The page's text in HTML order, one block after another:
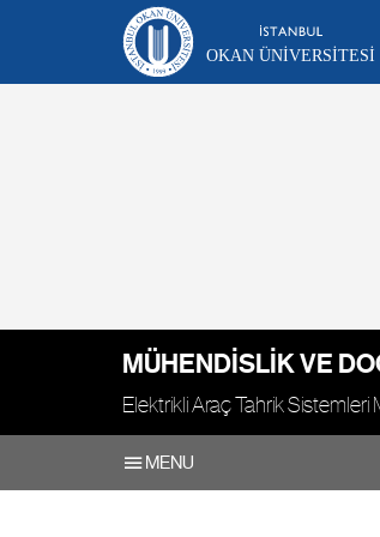
OKAN ÜNIVERSITESI
MÜHENDISLIK VE
Elektrikli Araç Tahrik
MENU